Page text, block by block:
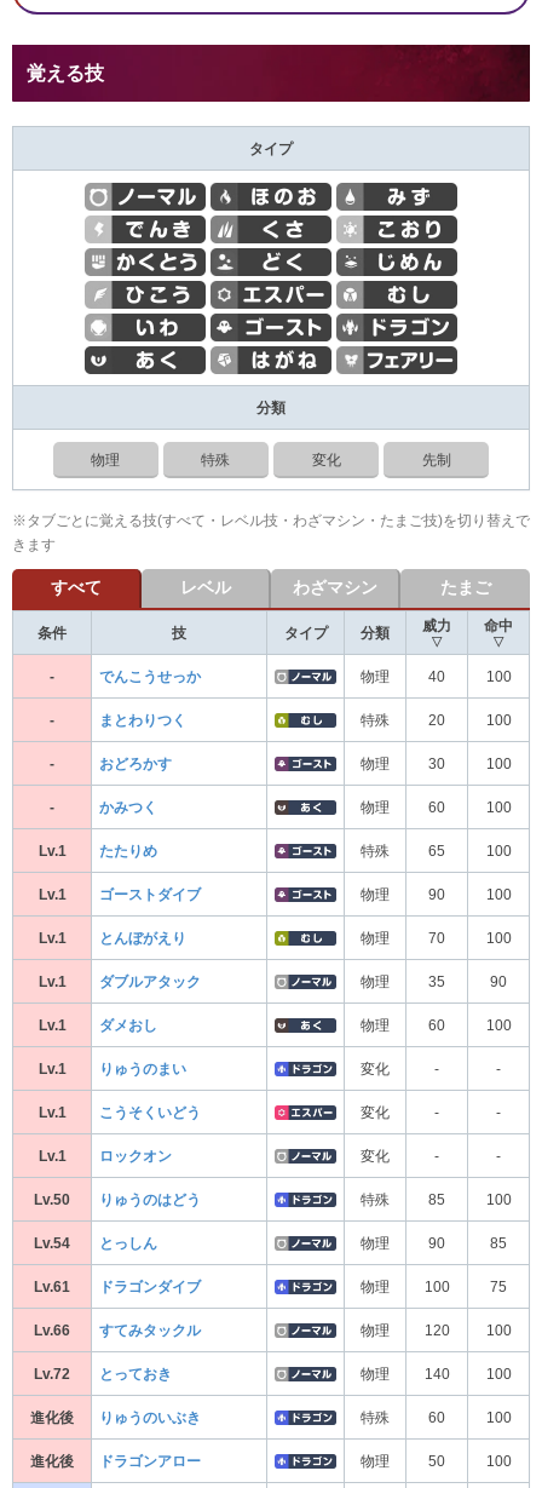
覚える技
タイプ
分類
物理 特殊 変化 先制
※タブごとに覚える技(すべて・レベル技・わざマシン・たまご技)を切り替えで
きます
すべて レベル わざマシン たまご
条件 技 タイプ 分類 威力
▽
命中
▽
- でんこうせっか 物理 40 100
- まとわりつく 特殊 20 100
- おどろかす 物理 30 100
- かみつく 物理 60 100
Lv.1 たたりめ 特殊 65 100
Lv.1 ゴーストダイブ 物理 90 100
Lv.1 とんぼがえり 物理 70 100
Lv.1 ダブルアタック 物理 35 90
Lv.1 ダメおし 物理 60 100
Lv.1 りゅうのまい 変化 - -
Lv.1 こうそくいどう 変化 - -
Lv.1 ロックオン 変化 - -
Lv.50 りゅうのはどう 特殊 85 100
Lv.54 とっしん 物理 90 85
Lv.61 ドラゴンダイブ 物理 100 75
Lv.66 すてみタックル 物理 120 100
Lv.72 とっておき 物理 140 100
進化後 りゅうのいぶき 特殊 60 100
進化後 ドラゴンアロー 物理 50 100